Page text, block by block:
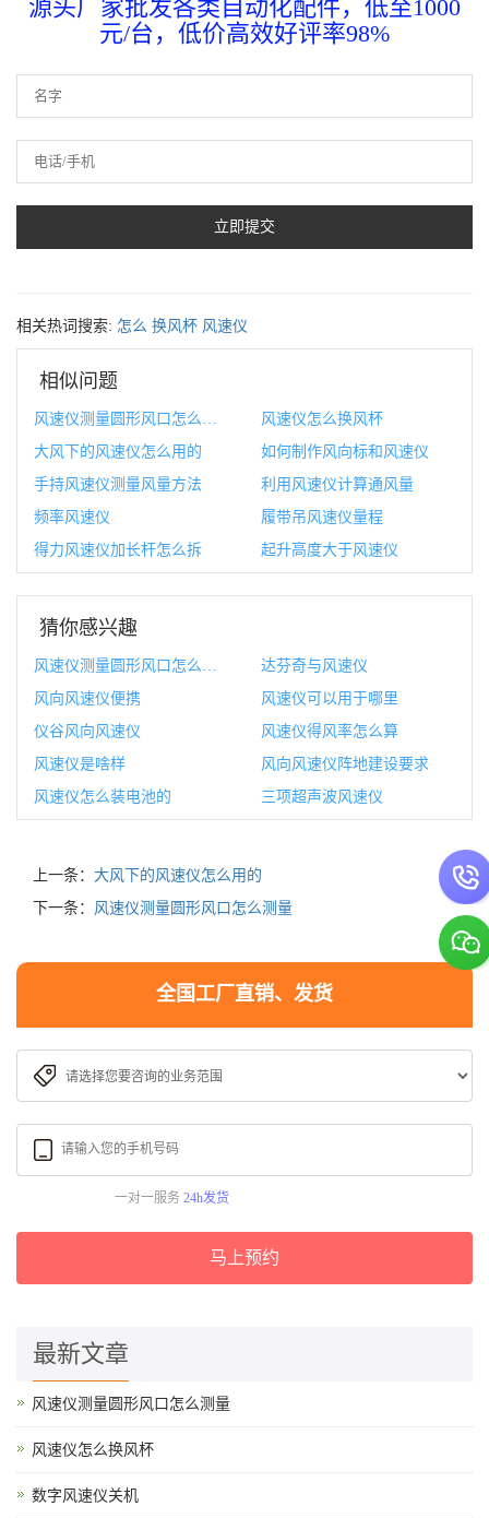
源头厂家批发各类自动化配件，低至1000
元/台，低价高效好评率98%
相关热词搜索: 怎么 换风杯 风速仪
相似问题
风速仪怎么换风杯
大风下的风速仪怎么用的
如何制作风向标和风速仪
手持风速仪测量风量方法
利用风速仪计算通风量
频率风速仪
履带吊风速仪量程
得力风速仪加长杆怎么拆
起升高度大于风速仪
猜你感兴趣
达芬奇与风速仪
风向风速仪便携
风速仪可以用于哪里
仪谷风向风速仪
风速仪得风率怎么算
风速仪是啥样
风向风速仪阵地建设要求
风速仪怎么装电池的
三项超声波风速仪
上一条： 大风下的风速仪怎么用的
下一条： 风速仪测量圆形风口怎么测量
全国工厂直销、发货
一对一服务 24h发货
马上预约
最新文章
风速仪测量圆形风口怎么测量
风速仪怎么换风杯
数字风速仪关机